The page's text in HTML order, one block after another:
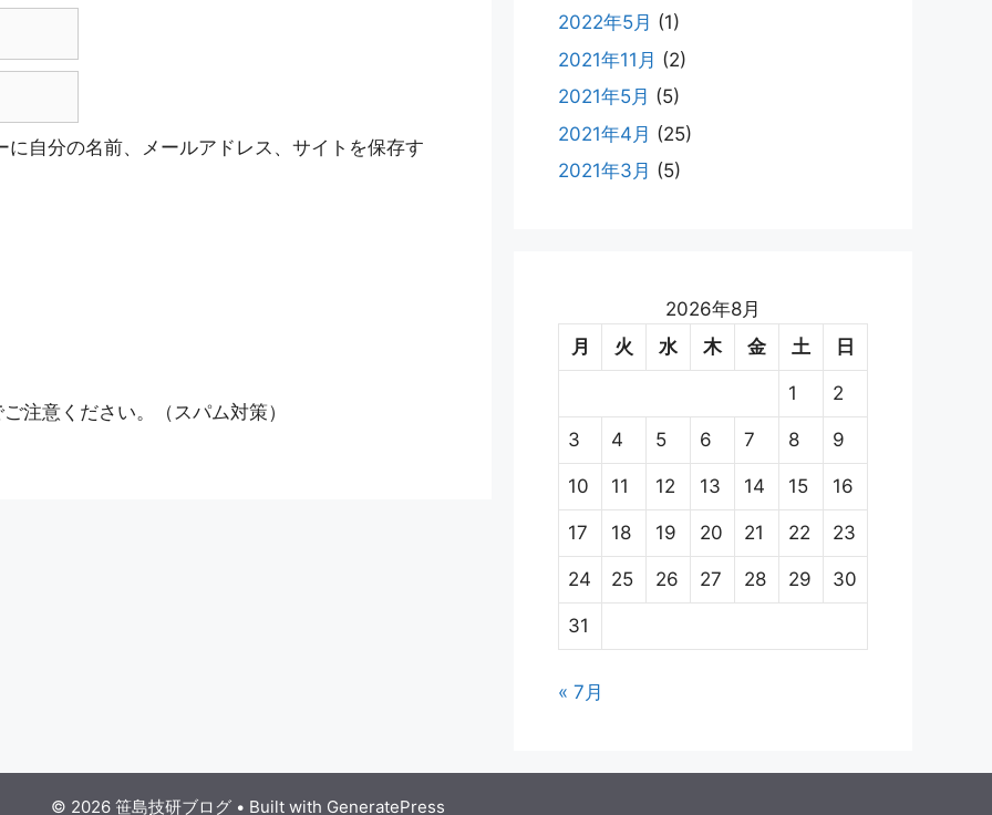
自分の名前、メールアドレス、サイトを保存す
注意ください。（スパム対策）
2022年5月 (1)
2021年11月 (2)
2021年5月 (5)
2021年4月 (25)
2021年3月 (5)
2026年8月
月
火 水 木 金 土 日
1 2
3 4 5 6 7 8 9
10 11 12 13 14 15 16
17 18 19 20 21 22 23
24 25 26 27 28 29 30
31
« 7月
© 2026 笹島技研ブログ • Built with GeneratePress